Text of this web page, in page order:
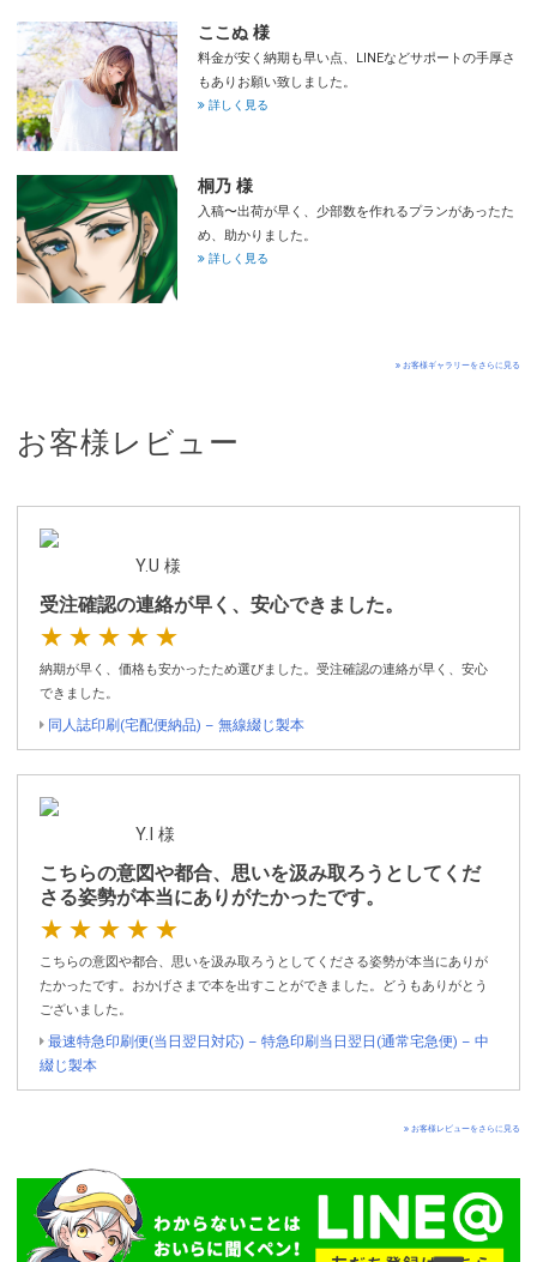
ここぬ 様
料金が安く納期も早い点、LINEなどサポートの手厚さ
もありお願い致しました。
詳しく見る
桐乃 様
入稿〜出荷が早く、少部数を作れるプランがあったた
め、助かりました。
詳しく見る
お客様ギャラリーをさらに見る
お客様レビュー
Y.U 様
受注確認の連絡が早く、安心できました。
★★★★★
納期が早く、価格も安かったため選びました。受注確認の連絡が早く、安心
できました。
同人誌印刷(宅配便納品) – 無線綴じ製本
Y.I 様
こちらの意図や都合、思いを汲み取ろうとしてくだ
さる姿勢が本当にありがたかったです。
★★★★★
こちらの意図や都合、思いを汲み取ろうとしてくださる姿勢が本当にありが
たかったです。おかげさまで本を出すことができました。どうもありがとう
ございました。
最速特急印刷便(当日翌日対応) – 特急印刷当日翌日(通常宅急便) – 中
綴じ製本
お客様レビューをさらに見る